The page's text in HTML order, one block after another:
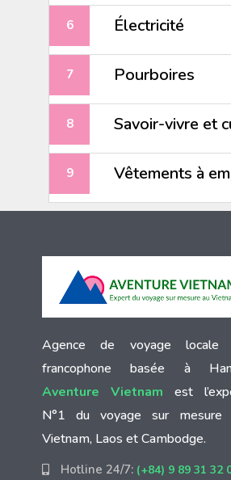
Électricité
Pourboires
Savoir-vivre et
Vêtements à
Agence de voyage locale
francophone basée à
Aventure Vietnam est
N°1 du voyage sur mesure
Vietnam, Laos et Cambodge.
Hotline 24/7: (+84) 9 89 31 32